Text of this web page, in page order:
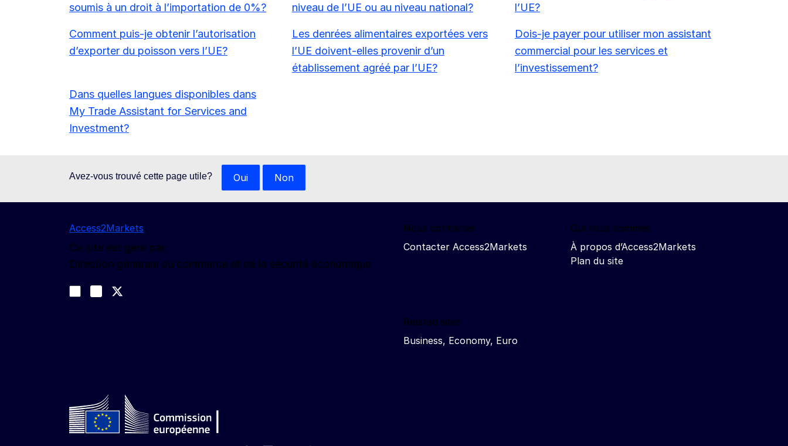
soumis à un droit à l’importation de 0%?
niveau de l’UE ou au niveau national?
l’UE?
Comment puis-je obtenir l’autorisation
d’exporter du poisson vers l’UE?
Les denrées alimentaires exportées vers
l’UE doivent-elles provenir d’un
établissement agréé par l’UE?
Dois-je payer pour utiliser mon assistant
commercial pour les services et
l’investissement?
Dans quelles langues disponibles dans
My Trade Assistant for Services and
Investment?
Avez-vous trouvé cette page utile? Oui Non
Access2Markets
Ce site est géré par:
Direction générale du commerce et de la sécurité économique
Join us on LinkedIn
Trade-Off podcast
Nous contacter
Contacter Access2Markets
Qui nous sommes
À propos d’Access2Markets
Plan du site
Related sites
Business, Economy, Euro